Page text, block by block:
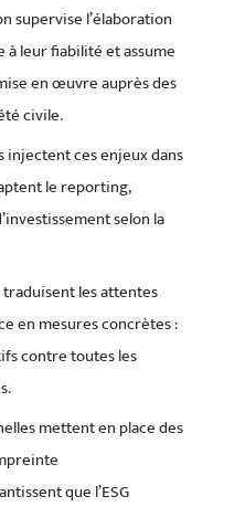
supervise l’élaboration
à leur fiabilité et assume
en œuvre auprès des
civile.
ces enjeux dans
le reporting,
selon la
les attentes
en mesures concrètes :
contre toutes les
mettent en place des
que l’ESG